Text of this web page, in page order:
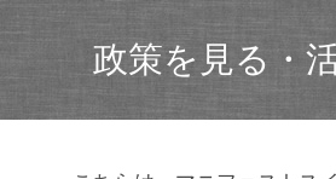
政策を見る・